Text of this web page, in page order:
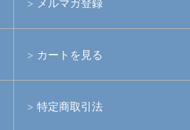
メルマガ登録
カートを見る
特定商取引法